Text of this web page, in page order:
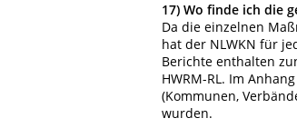
17) Wo finde ich die
Da die einzelnen
hat der NLWKN für
Berichte enthalten
HWRM-RL. Im
(Kommunen,
wurden.